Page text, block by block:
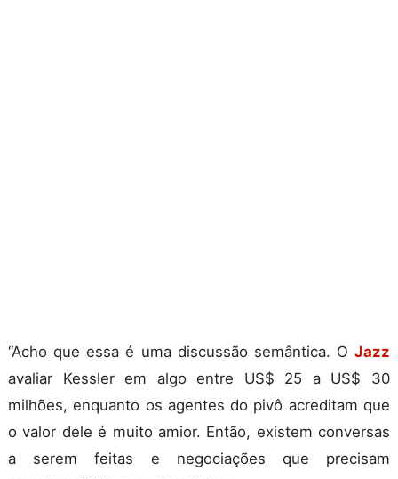
“Acho que essa é uma discussão semântica. O Jazz
avaliar Kessler em algo entre US$ 25 a US$ 30
milhões, enquanto os agentes do pivô acreditam que
o valor dele é muito amior. Então, existem conversas
a serem feitas e negociações que precisam